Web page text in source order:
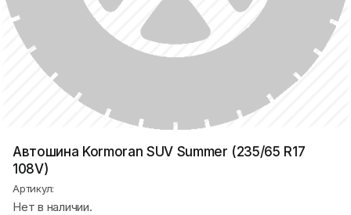
Автошина Kormoran SUV Summer (235/65 R17
108V)
Артикул:
Нет в наличии.